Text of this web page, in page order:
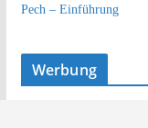
Pech – Einführung
Werbung